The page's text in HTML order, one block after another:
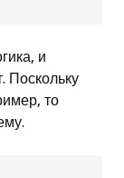
и
Поскольку
то